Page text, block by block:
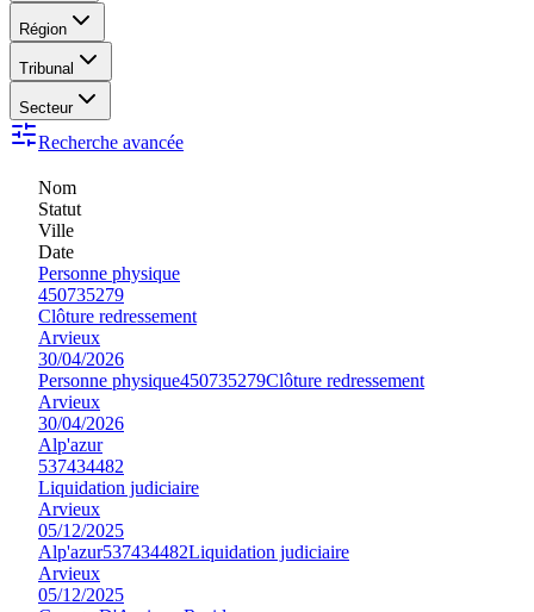
Région
Tribunal
Secteur
Recherche avancée
Nom
Statut
Ville
Date
Personne physique
450735279
Clôture redressement
Arvieux
30/04/2026
Personne physique450735279Clôture redressement
Arvieux
30/04/2026
Alp'azur
537434482
Liquidation judiciaire
Arvieux
05/12/2025
Alp'azur537434482Liquidation judiciaire
Arvieux
05/12/2025